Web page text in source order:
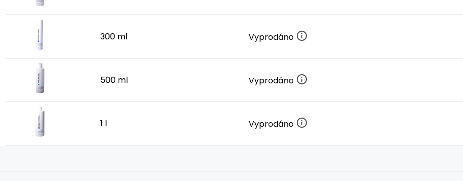
300 ml Vyprodáno
500 ml Vyprodáno
1 l Vyprodáno